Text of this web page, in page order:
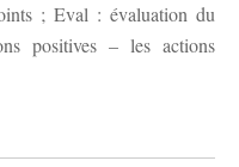
; Eval : évaluation du
positives – les actions